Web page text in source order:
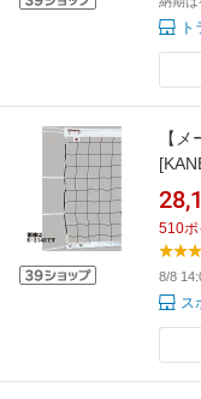
【
白帯
510ポ
8/8
ス